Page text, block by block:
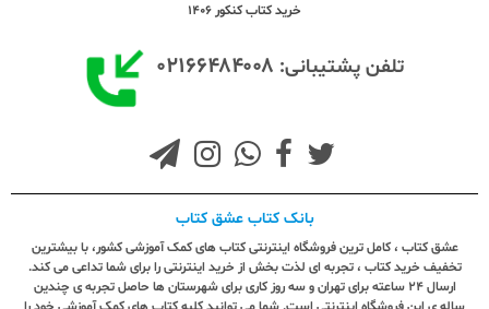
خرید کتاب کنکور 1406
تلفن پشتیبانی: ۰۲۱۶۶۴۸۴۰۰۸
بانک کتاب عشق کتاب
عشق کتاب ، کامل ترین فروشگاه اینترنتی کتاب های کمک آموزشی کشور، با بیشترین
تخفیف خرید کتاب ، تجربه ای لذت بخش از خرید اینترنتی را برای شما تداعی می کند.
ارسال ٢٤ ساعته برای تهران و سه روز کاری برای شهرستان ها حاصل تجربه ی چندین